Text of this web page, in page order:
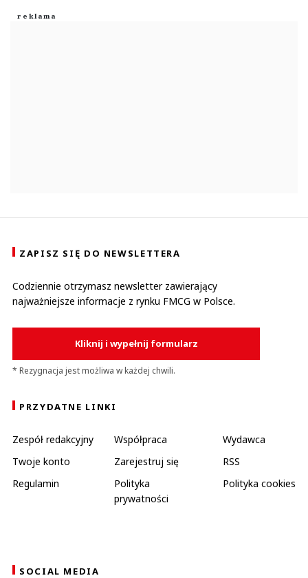
ZAPISZ SIĘ DO NEWSLETTERA
Codziennie otrzymasz newsletter zawierający
najważniejsze informacje z rynku FMCG w Polsce.
Kliknij i wypełnij formularz
* Rezygnacja jest możliwa w każdej chwili.
PRZYDATNE LINKI
Zespół redakcyjny Współpraca
Wydawca
Twoje konto
Zarejestruj się
RSS
Regulamin
Polityka
prywatności
Polityka cookies
SOCIAL MEDIA